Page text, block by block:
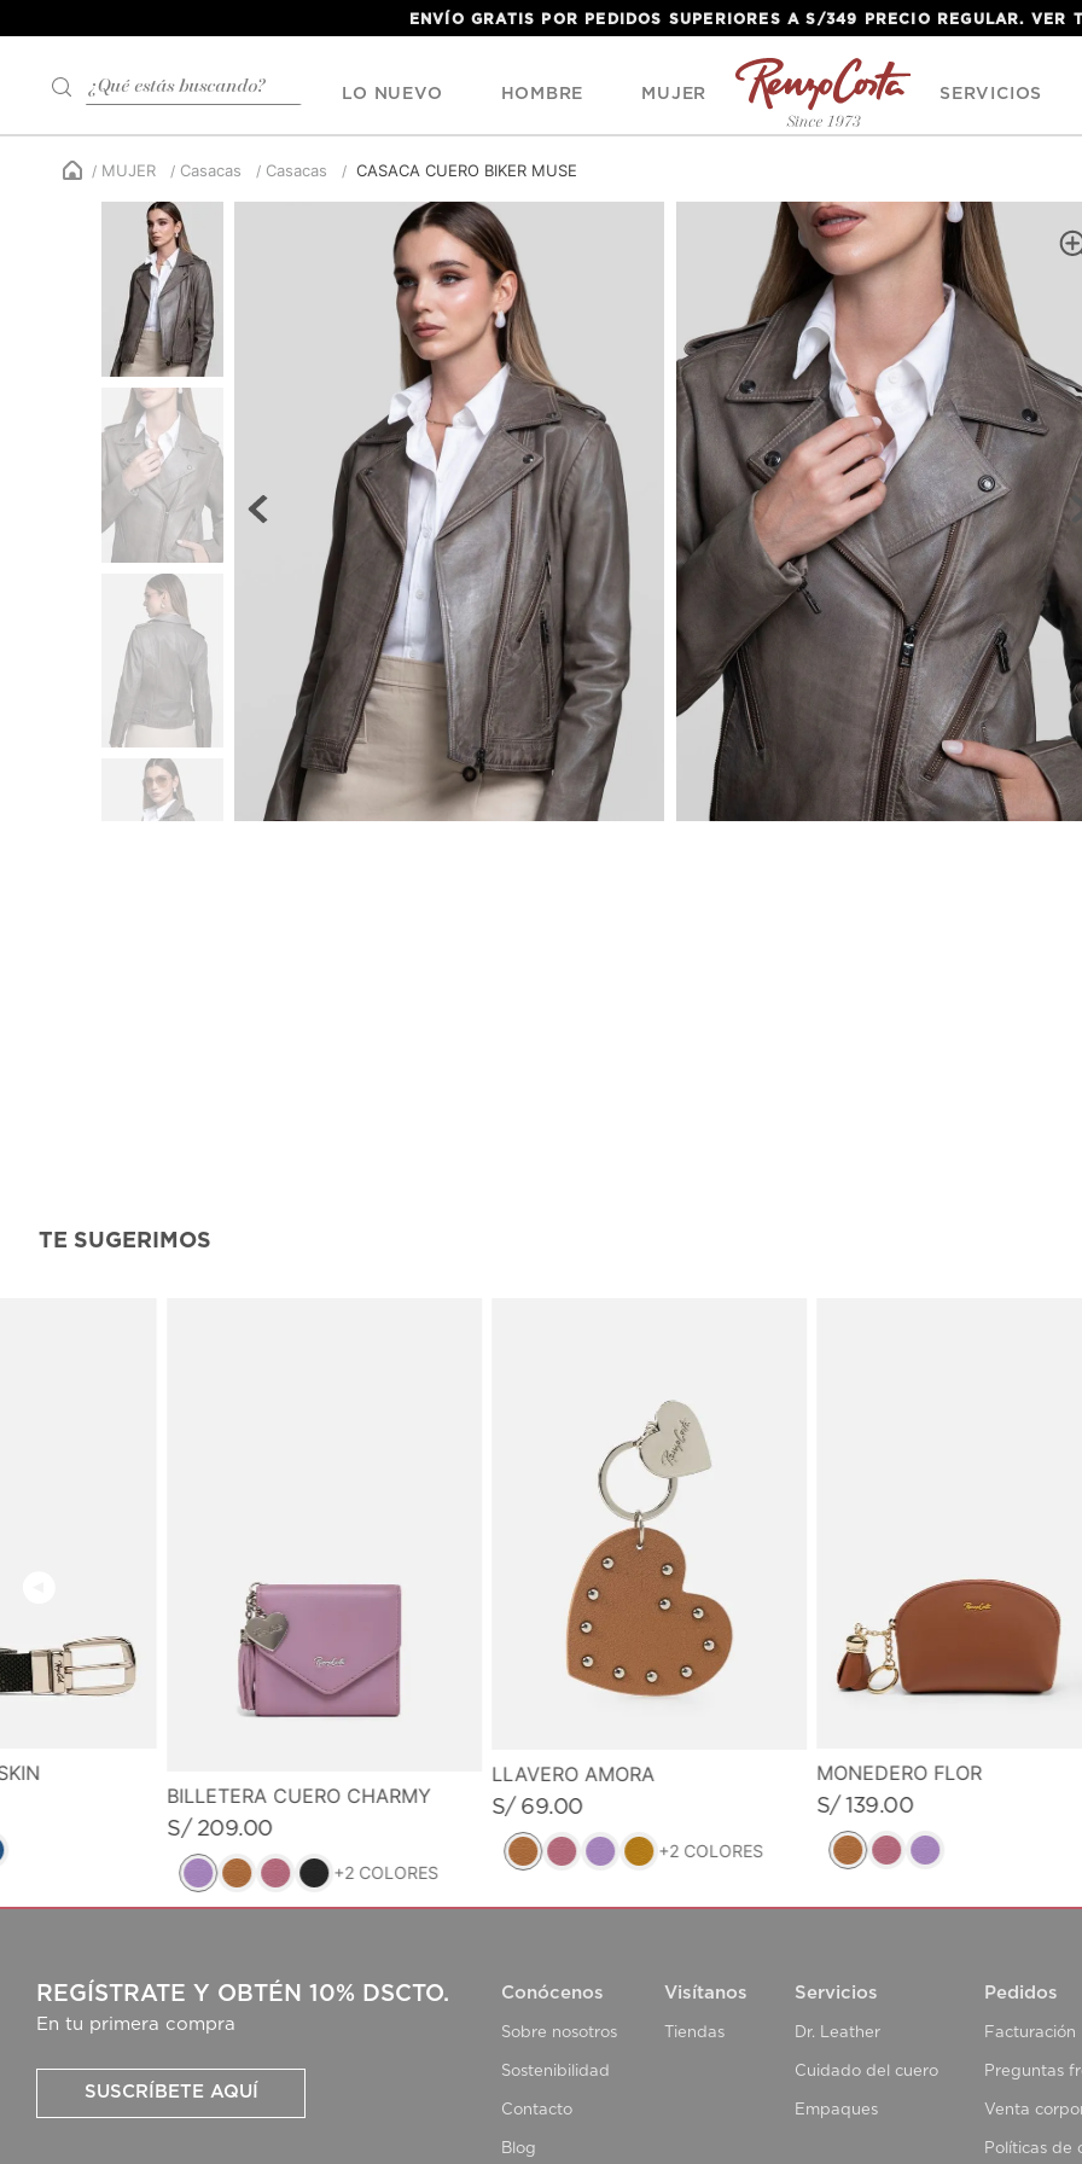
ENVÍO GRATIS POR PEDIDOS SUPERIORES A S/349 PRECIO REGULAR. VER
LO NUEVO HOMBRE MUJER SERVICIOS
MUJER Casacas Casacas CASACA CUERO BIKER MUSE
TE SUGERIMOS
BILLETERA CUERO CHARMY
S/ 209.00
+2 COLORES
LLAVERO AMORA
S/ 69.00
+2 COLORES
MONEDERO FLOR
S/ 139.00
REGÍSTRATE Y OBTÉN 10% DSCTO.
En tu primera compra
SUSCRÍBETE AQUÍ
Conócenos
Sobre nosotros
Sostenibilidad
Contacto
Blog
Visítanos
Tiendas
Servicios
Dr. Leather
Cuidado del cuero
Empaques
Pedidos
Facturación
Preguntas
Venta
Políticas de